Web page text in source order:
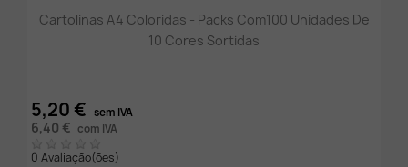
Cartolinas A4 Coloridas - Packs Com100 Unidades De
10 Cores Sortidas
5,20 € sem IVA
6,40 € com IVA
0 Avaliação(ões)